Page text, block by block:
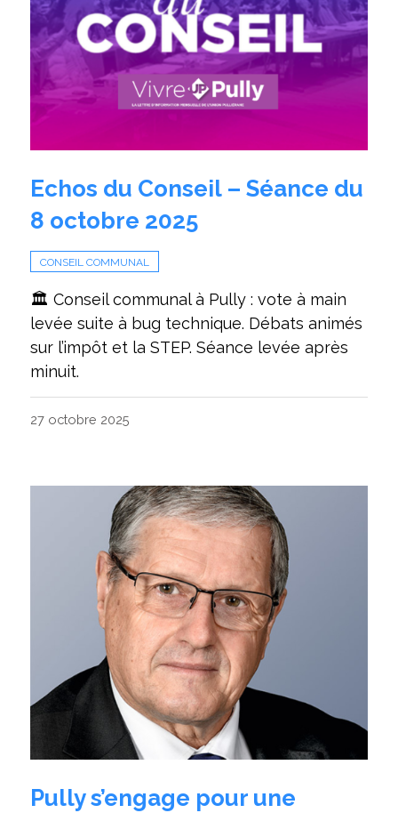
Echos du Conseil – Séance du
8 octobre 2025
CONSEIL COMMUNAL
🏛️ Conseil communal à Pully : vote à main
levée suite à bug technique. Débats animés
sur l’impôt et la STEP. Séance levée après
minuit.
27 octobre 2025
Pully s’engage pour une